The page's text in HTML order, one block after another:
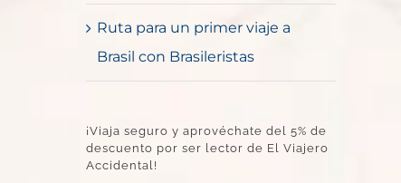
Ruta para un primer viaje a
Brasil con Brasileristas
¡Viaja seguro y aprovéchate del 5% de
descuento por ser lector de El Viajero
Accidental!